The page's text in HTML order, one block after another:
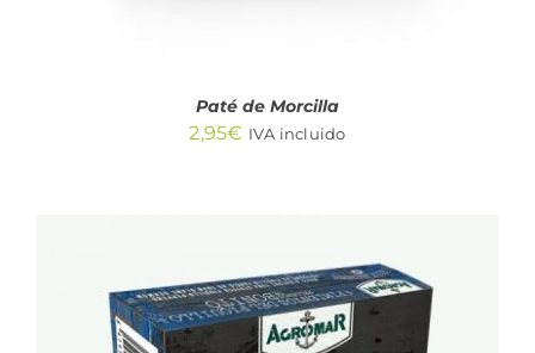
Paté de Morcilla
2,95€ IVA incluido